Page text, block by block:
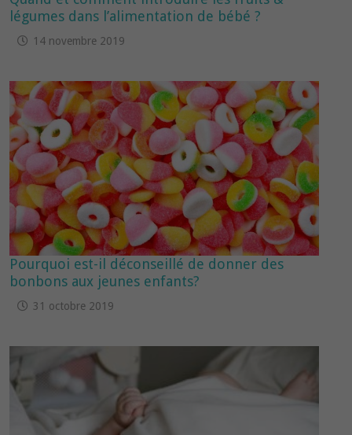
légumes dans l’alimentation de bébé ?
14 novembre 2019
Pourquoi est-il déconseillé de donner des
bonbons aux jeunes enfants?
31 octobre 2019